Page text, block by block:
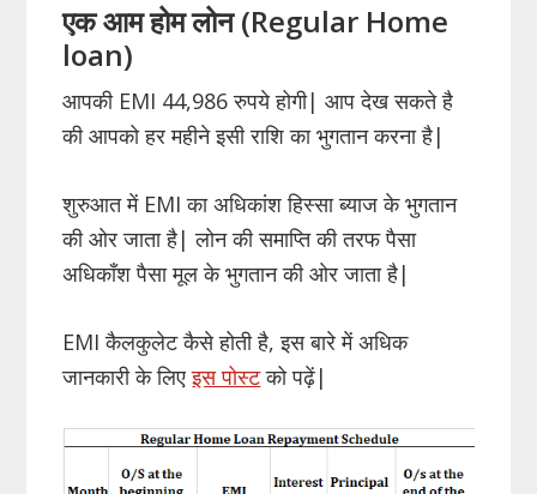
एक आम होम लोन (Regular Home
loan)
आपकी EMI 44,986 रुपये होगी| आप देख सकते है
की आपको हर महीने इसी राशि का भुगतान करना है|
शुरुआत में EMI का अधिकांश हिस्सा ब्याज के भुगतान
की ओर जाता है| लोन की समाप्ति की तरफ पैसा
अधिकाँश पैसा मूल के भुगतान की ओर जाता है|
EMI कैलकुलेट कैसे होती है, इस बारे में अधिक
जानकारी के लिएइस पोस्टको पढ़ें|